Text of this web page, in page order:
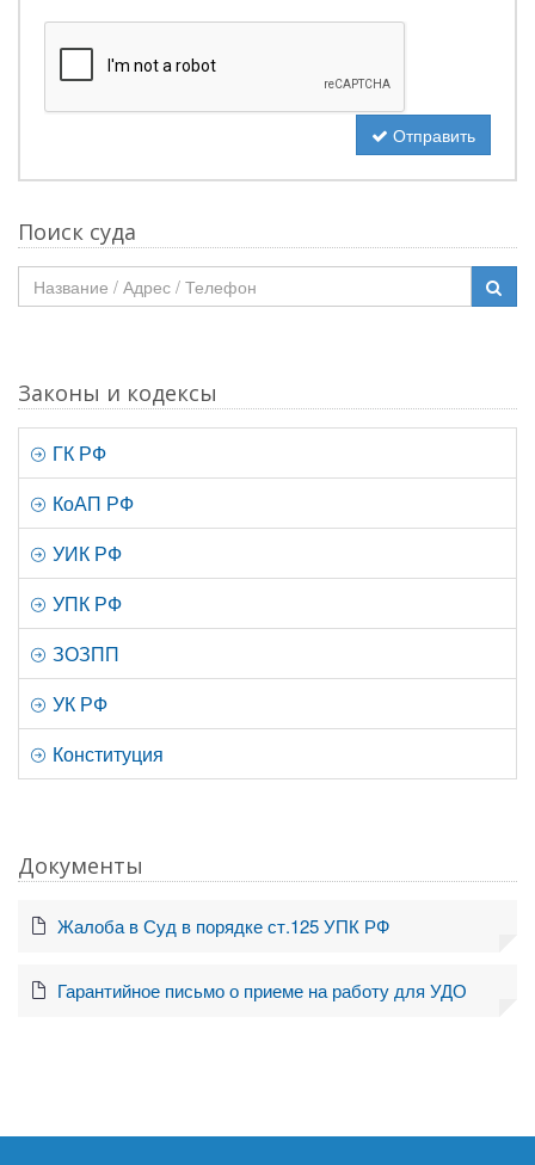
Отправить
Поиск суда
Законы и кодексы
ГК РФ
КоАП РФ
УИК РФ
УПК РФ
ЗОЗПП
УК РФ
Конституция
Документы
Жалоба в Суд в порядке ст.125 УПК РФ
Гарантийное письмо о приеме на работу для УДО